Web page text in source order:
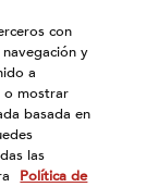
con
y
a
o mostrar
basada en
las
Política de